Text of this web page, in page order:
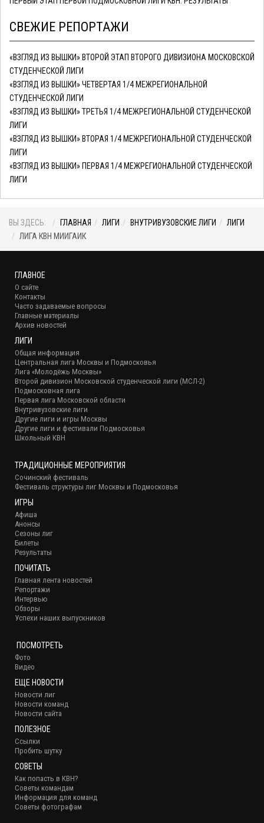
СВЕЖИЕ РЕПОРТАЖИ
«ВЗГЛЯД ИЗ ВЫШКИ» ВТОРОЙ ЭТАП ВТОРОГО ДИВИЗИОНА МОСКОВСКОЙ
СТУДЕНЧЕСКОЙ ЛИГИ
«ВЗГЛЯД ИЗ ВЫШКИ» ЧЕТВЕРТАЯ 1/4 МЕЖРЕГИОНАЛЬНОЙ
СТУДЕНЧЕСКОЙ ЛИГИ
«ВЗГЛЯД ИЗ ВЫШКИ» ТРЕТЬЯ 1/4 МЕЖРЕГИОНАЛЬНОЙ СТУДЕНЧЕСКОЙ
ЛИГИ
«ВЗГЛЯД ИЗ ВЫШКИ» ВТОРАЯ 1/4 МЕЖРЕГИОНАЛЬНОЙ СТУДЕНЧЕСКОЙ
ЛИГИ
«ВЗГЛЯД ИЗ ВЫШКИ» ПЕРВАЯ 1/4 МЕЖРЕГИОНАЛЬНОЙ СТУДЕНЧЕСКОЙ
ЛИГИ
ВЫ ЗДЕСЬ: ГЛАВНАЯ ЛИГИ ВНУТРИВУЗОВСКИЕ ЛИГИ
ЛИГИ
ЛИГА КВН МИИГАИК
ГЛАВНОЕ
О сайте
Контакты
Часто задаваемые вопросы
Главные материалы
Архив новостей
ЛИГИ
Общая информация
Центральная лига Москвы и Подмосковья
Лига «Молодёжь Москвы»
Второй дивизион Московской студенческой лиги (МСЛ-2)
Подмосковная лига
Первая лига Московской области
Внутривузовские лиги
Другие лиги и игры Москвы
Другие лиги и фестивали Подмосковья
Школьный КВН
ТРАДИЦИОННЫЕ МЕРОПРИЯТИЯ
Сочинский фестиваль
Фестиваль структуры лиг Москвы и Подмосковья
ИГРЫ
Афиша
Анонсы
Сезоны лиг
Билеты
Результаты
ПОЧИТАТЬ
Главная лента новостей
Репортажи
Интервью
Обзоры
Успехи наших выпускников
ПОСМОТРЕТЬ
Фото
Видео
ЕЩЕ НОВОСТИ
Новости лиг
Новости команд
Новости сайта
ПОЛЕЗНОЕ
Ссылки
Пробить шутку
СОВЕТЫ
Как попасть в КВН?
Советы командам
Информация для команд
Советы фотографам